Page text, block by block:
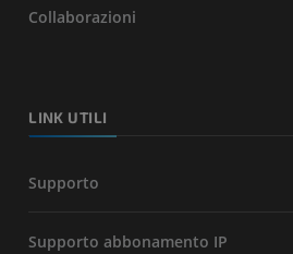
Collaborazioni
LINK UTILI
Supporto
Supporto abbonamento IP